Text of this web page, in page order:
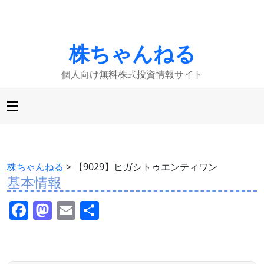
株ちゃんねる
個人向け無料株式投資情報サイト
株ちゃんねる > 【9029】ヒガシトゥエンティワン
基本情報
F M E